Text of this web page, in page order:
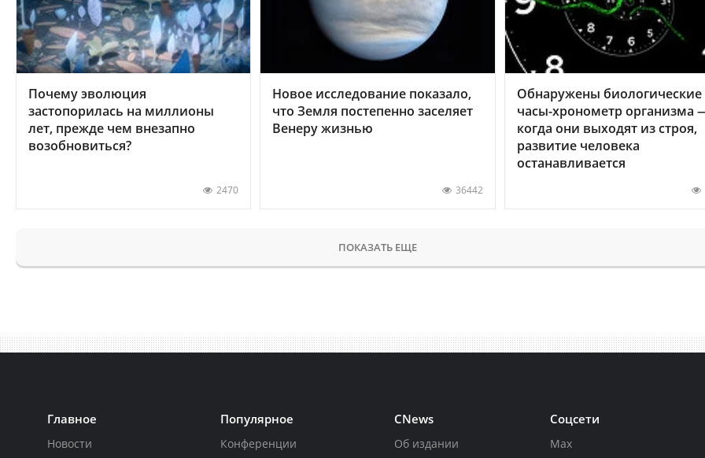
Почему эволюция
застопорилась на миллионы
лет, прежде чем внезапно
возобновиться?
2470
Новое исследование показало,
что Земля постепенно заселяет
Венеру жизнью
36442
Обнаружены биологические
часы-хронометр организма
когда они выходят из строя,
развитие человека
останавливается
ПОКАЗАТЬ ЕЩЕ
Главное
Новости
Популярное
Конференции
CNews
Об издании
Соцсети
Max